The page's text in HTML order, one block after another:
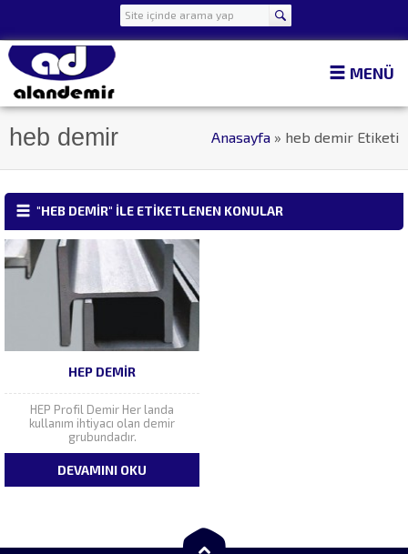
MENÜ
heb demir Anasayfa » heb demir Etiketi
"HEB DEMIR" ILE ETIKETLENEN KONULAR
HEP DEMIR
HEP Profil Demir Her landa
kullanım ihtiyacı olan demir
grubundadır.
DEVAMINI OKU